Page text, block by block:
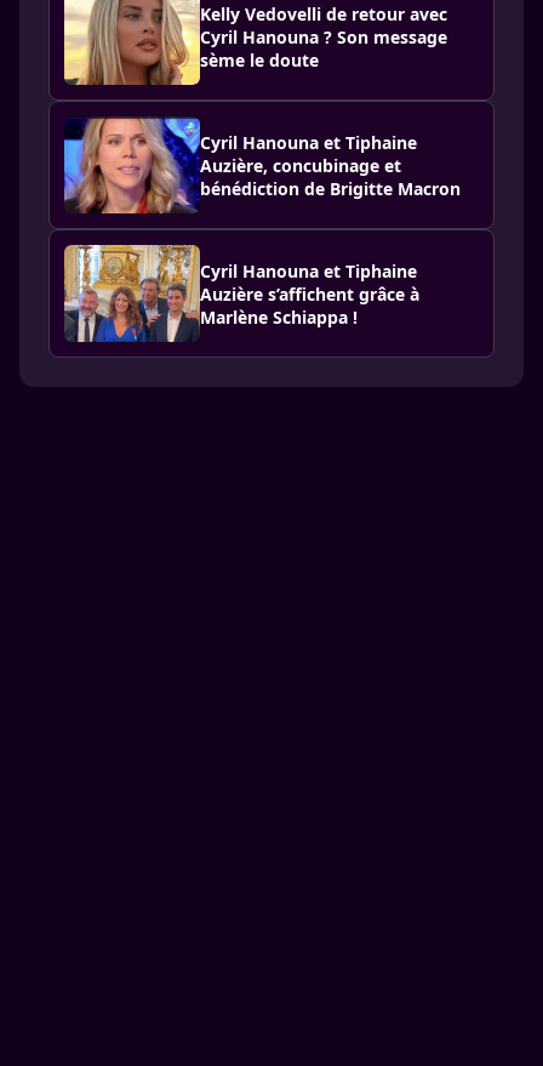
Kelly Vedovelli de retour avec
Cyril Hanouna ? Son message
sème le doute
Cyril Hanouna et Tiphaine
Auzière, concubinage et
bénédiction de Brigitte Macron
Cyril Hanouna et Tiphaine
Auzière s’affichent grâce à
Marlène Schiappa !